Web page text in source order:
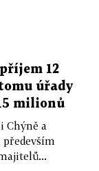
12
úřady
milionů
Chýně a
především